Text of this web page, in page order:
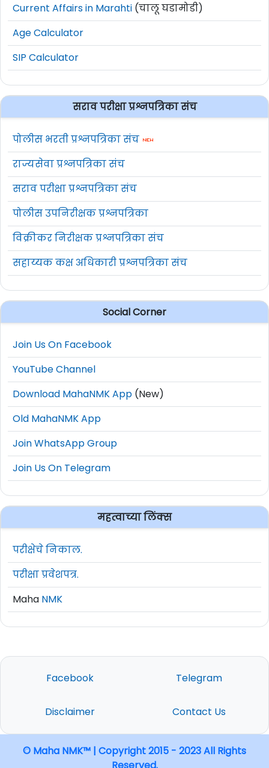
Current Affairs in Marahti (चालू घडामोडी)
Age Calculator
SIP Calculator
सराव परीक्षा प्रश्नपत्रिका संच
पोलीस भरती प्रश्नपत्रिका संच
राज्यसेवा प्रश्नपत्रिका संच
सराव परीक्षा प्रश्नपत्रिका संच
पोलीस उपनिरीक्षक प्रश्नपत्रिका
विक्रीकर निरीक्षक प्रश्नपत्रिका संच
सहाय्यक कक्ष अधिकारी प्रश्नपत्रिका संच
Social Corner
Join Us On Facebook
YouTube Channel
Download MahaNMK App (New)
Old MahaNMK App
Join WhatsApp Group
Join Us On Telegram
महत्वाच्या लिंक्स
परीक्षेचे निकाल.
परीक्षा प्रवेशपत्र.
Maha NMK
Facebook Telegram
Disclaimer Contact Us
© Maha NMK™ | Copyright 2015 - 2023 All Rights